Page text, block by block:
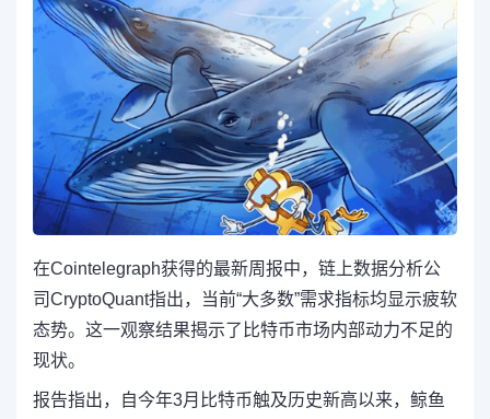
在Cointelegraph获得的最新周报中，链上数据分析公
司CryptoQuant指出，当前“大多数”需求指标均显示疲软
态势。这一观察结果揭示了比特币市场内部动力不足的
现状。
报告指出，自今年3月比特币触及历史新高以来，鲸鱼